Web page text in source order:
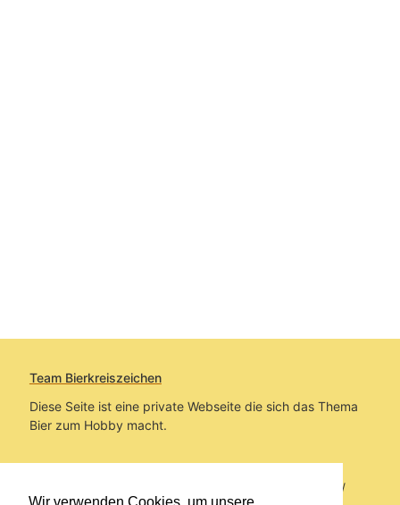
Team Bierkreiszeichen
Diese Seite ist eine private Webseite die sich das Thema
Bier zum Hobby macht.
Sie befinden sich auf https://www.bierkreiszeichen.at/